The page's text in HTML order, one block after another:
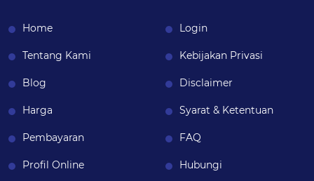
Home
Tentang Kami
Blog
Harga
Pembayaran
Profil Online
Login
Kebijakan Privasi
Disclaimer
Syarat & Ketentuan
FAQ
Hubungi